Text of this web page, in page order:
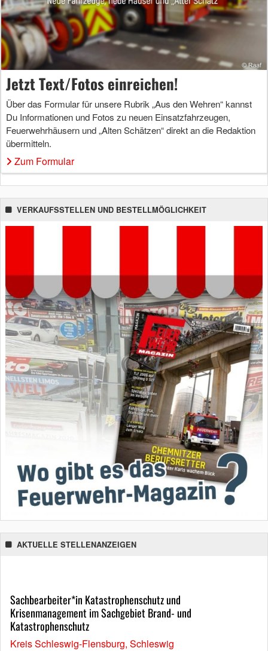
Jetzt Text/Fotos einreichen!
Über das Formular für unsere Rubrik „Aus den Wehren“ kannst
Du Informationen und Fotos zu neuen Einsatzfahrzeugen,
Feuerwehrhäusern und „Alten Schätzen“ direkt an die Redaktion
übermitteln.
Zum Formular
VERKAUFSSTELLEN UND BESTELLMÖGLICHKEIT
AKTUELLE STELLENANZEIGEN
Sachbearbeiter*in Katastrophenschutz und
Krisenmanagement im Sachgebiet Brand- und
Katastrophenschutz
Kreis Schleswig-Flensburg, Schleswig